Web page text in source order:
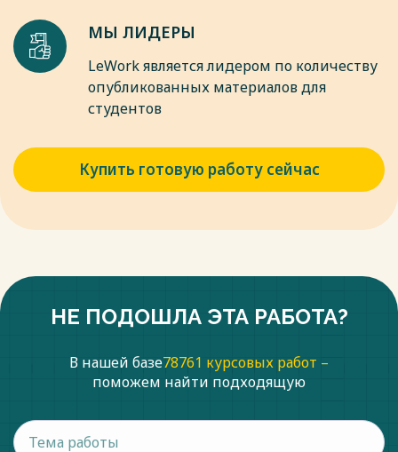
МЫ ЛИДЕРЫ
LeWork является лидером по количеству
опубликованных материалов для
студентов
Купить готовую работу сейчас
НЕ ПОДОШЛА ЭТА РАБОТА?
В нашей базе78761 курсовых работ –
поможем найти подходящую